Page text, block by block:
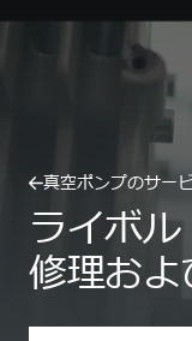
真空ポンプのサー
ライボ
修理お